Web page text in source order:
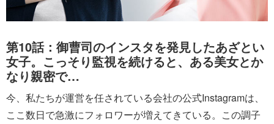
第10話：御曹司のインスタを発見したあざとい
女子。こっそり監視を続けると、ある美女とか
なり親密で…
今、私たちが運営を任されている会社の公式Instagramは、
ここ数日で急激にフォロワーが増えてきている。この調子